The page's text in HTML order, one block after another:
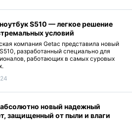
S510 — легкое решение
условий
компания Getac представила новый
разработанный специально для
работающих в самых суровых
новый надежный
защищенный от пыли и влаги